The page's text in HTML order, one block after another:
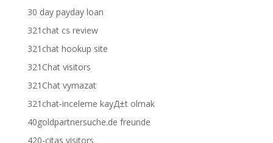
30 day payday loan
321chat cs review
321chat hookup site
321Chat visitors
321Chat vymazat
321chat-inceleme kayД±t olmak
40goldpartnersuche.de freunde
420-citas visitors